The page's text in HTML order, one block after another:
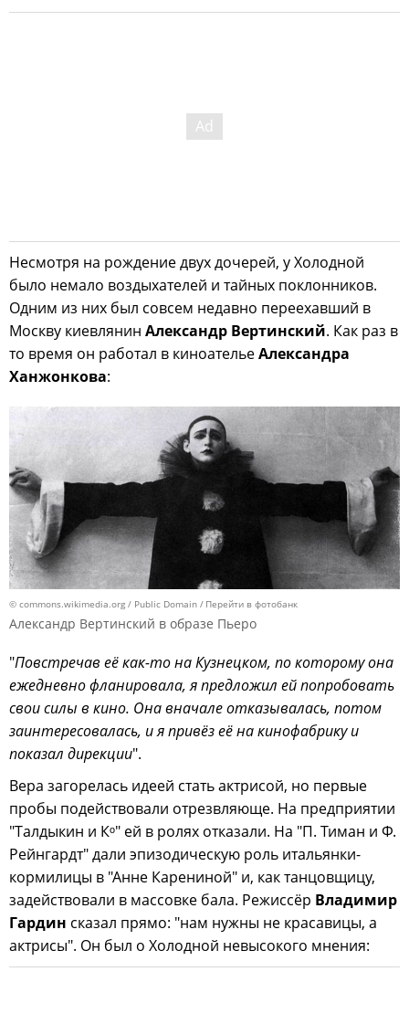
Несмотря на рождение двух дочерей, у Холодной
было немало воздыхателей и тайных поклонников.
Одним из них был совсем недавно переехавший в
Москву киевлянин Александр Вертинский. Как раз в
то время он работал в киноательеАлександра
Ханжонкова:
© commons.wikimedia.org / Public Domain Перейти в фотобанк
Александр Вертинский в образе Пьеро
"Повстречав её как-то на Кузнецком, по которому она
ежедневно фланировала, я предложил ей попробовать
свои силы в кино. Она вначале отказывалась, потом
заинтересовалась, и я привёз её на кинофабрику и
показал дирекции".
Вера загорелась идеей стать актрисой, но первые
пробы подействовали отрезвляюще. На предприятии
"Талдыкин и Кᵒ" ей в ролях отказали. На "П. Тиман и Ф.
Рейнгардт" дали эпизодическую роль итальянки-
кормилицы в "Анне Карениной" и, как танцовщицу,
задействовали в массовке бала. Режиссёр Владимир
Гардин сказал прямо: "нам нужны не красавицы, а
актрисы". Он был о Холодной невысокого мнения: